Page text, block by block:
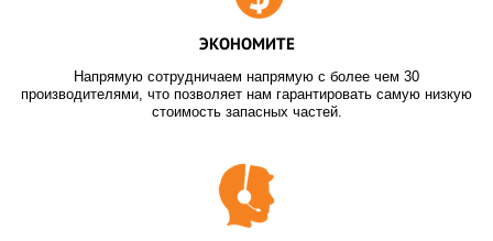
ЭКОНОМИТЕ
Напрямую сотрудничаем напрямую с более чем 30
производителями, что позволяет нам гарантировать самую низкую
стоимость запасных частей.